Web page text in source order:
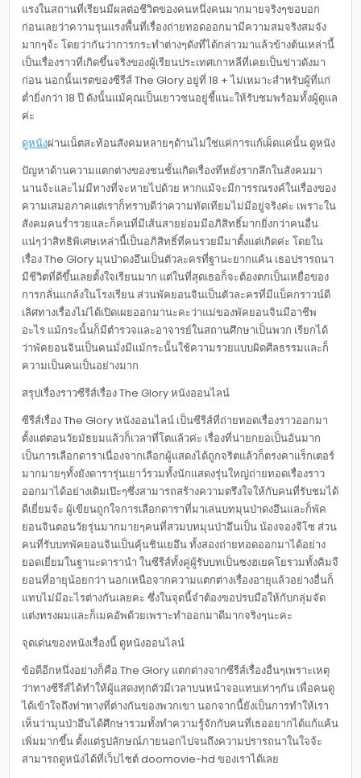
แรงในสถานที่เรียนมีผลต่อชีวิตของคนหนึ่งคนมากมายจริงๆขอบอก
ก่อนเลยว่าความรุนแรงพื้นที่เรื่องถ่ายทอดออกมามีความสมจริงสมจัง
มากๆจ้ะ โดยว่ากันว่าการกระทำต่างๆดังที่ได้กล่าวมาแล้วข้างต้นเหล่านี้
เป็นเรื่องราวที่เกิดขึ้นจริงของผู้เรียนประเทศเกาหลีที่เคยเป็นข่าวดังมา
ก่อน นอกนั้นเรตของซีรีส์ The Glory อยู่ที่ 18 + ไม่เหมาะสำหรับผู้ที่แก่
ต่ำยิ่งกว่า 18 ปี ดังนั้นแม้คุณเป็นเยาวชนอยู่ชี้แนะให้รับชมพร้อมทั้งผู้ดูแล
ค่ะ
ดูหนังผ่านเน็ตสะท้อนสังคมหลายๆด้านไม่ใช่แค่การแก้เผ็ดแค่นั้น ดูหนัง
ปัญหาด้านความแตกต่างของชนชั้นเกิดเรื่องที่หยั่งรากลึกในสังคมมา
นานจ้ะและไม่มีทางที่จะหายไปด้วย หากแม้จะมีการรณรงค์ในเรื่องของ
ความเสมอภาคแต่เราก็ทราบดีว่าความทัดเทียมไม่มีอยู่จริงค่ะ เพราะใน
สังคมคนร่ำรวยและก็คนที่มีเส้นสายย่อมมีอภิสิทธิ์มากยิ่งกว่าคนอื่น
แน่ๆว่าสิทธิพิเศษเหล่านี้เป็นอภิสิทธิ์ที่คนรวยมีมาตั้งแต่เกิดค่ะ โดยใน
เรื่อง The Glory มุนป่าดงอึนเป็นตัวละครที่ฐานะยากแค้น เธอปรารถนา
มีชีวิตที่ดีขึ้นเลยตั้งใจเรียนมาก แต่ในที่สุดเธอก็จะต้องตกเป็นเหยื่อของ
การกลั่นแกล้งในโรงเรียน ส่วนพัคยอนจินเป็นตัวละครที่มีแบ็คกราวน์ดี
เลิศทางเรื่องไม่ได้เปิดเผยออกมานะคะว่าแม่ของพัคยอนจินมีอาชีพ
อะไร แม้กระนั้นก็มีตำรวจและอาจารย์ในสถานศึกษาเป็นพวก เรียกได้
ว่าพัคยอนจินเป็นคนมั่งมีแม้กระนั้นใช้ความรวยแบบผิดศีลธรรมและก็
ความเป็นคนเป็นอย่างมาก
สรุปเรื่องราวซีรีส์เรื่อง The Glory หนังออนไลน์
ซีรีส์เรื่อง The Glory หนังออนไลน์ เป็นซีรีส์ที่ถ่ายทอดเรื่องราวออกมา
ตั้งแต่ตอนวัยมัธยมแล้วก็เวลาที่โตแล้วค่ะ เรื่องที่น่ายกยอเป็นอันมาก
เป็นการเลือกดาราเนื่องจากเลือกผู้แสดงได้ถูกจริตแล้วก็ตรงคาแร็กเตอร์
มากมายๆทั้งยังดารารุ่นเยาว์รวมทั้งนักแสดงรุ่นใหญ่ถ่ายทอดเรื่องราว
ออกมาได้อย่างเดิมเป๊ะๆซึ่งสามารถสร้างความตรึงใจให้กับคนที่รับชมได้
ดีเยี่ยมจ้ะ ผู้เขียนถูกใจการเลือกดาราที่มาเล่นบทมุนป่าดงอึนและก็พัค
ยอนจินตอนวัยรุ่นมากมายๆคนที่สวมบทมุนป่าอึนเป็น น้องจองจีโซ ส่วน
คนที่รับบทพัคยอนจินเป็นคุ้นชินเยอึน ทั้งสองถ่ายทอดออกมาได้อย่าง
ยอดเยี่ยมในฐานะดารานำ ในซีรีส์ทั้งคู่ผู้รับบทเป็นซงฮเยคโยรวมทั้งคิมจี
ยอนที่อายุน้อยกว่า นอกเหนือจากความแตกต่างเรื่องอายุแล้วอย่างอื่นก็
แทบไม่มีอะไรต่างกันเลยคะ ซึ่งในจุดนี้จำต้องขอปรบมือให้กับกลุ่มจัด
แต่งทรงผมและก็เมคอัพด้วยเพราะทำออกมาดีมากจริงๆนะคะ
จุดเด่นของหนังเรื่องนี้ ดูหนังออนไลน์
ข้อดีอีกหนึ่งอย่างก็คือ The Glory แตกต่างจากซีรีส์เรื่องอื่นๆเพราะเหตุ
ว่าทางซีรีส์ได้ทำให้ผู้แสดงทุกตัวมีเวลาบนหน้าจอแทบเท่าๆกัน เพื่อคนดู
ได้เข้าใจถึงท่าทางที่ต่างกันของพวกเขา นอกจากนี้ยังเป็นการทำให้เรา
เห็นว่ามุนป่าอึนได้ศึกษารวมทั้งทำความรู้จักกับคนที่เธออยากได้แก้แค้น
เพิ่มมากขึ้น ตั้งแต่รูปลักษณ์ภายนอกไปจนถึงความปรารถนาในใจจ้ะ
สามารถดูหนังได้ที่เว็บไซต์ doomovie-hd ของเราได้เลย